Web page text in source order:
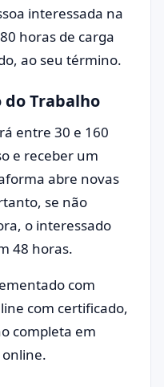
interessada na
horas de carga
ao seu término.
do Trabalho
entre 30 e 160
e receber um
abre novas
se não
o interessado
48 horas.
com
com certificado,
completa em